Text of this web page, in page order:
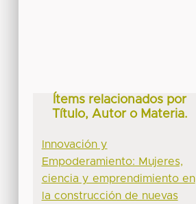
Ítems relacionados por
Título, Autor o Materia.
Innovación y
Empoderamiento: Mujeres,
ciencia y emprendimiento en
la construcción de nuevas